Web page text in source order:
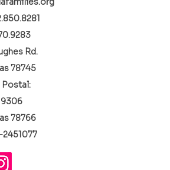
Rd.
78745
9306
78766